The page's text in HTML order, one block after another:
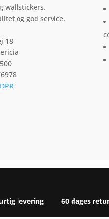
wallstickers.
og god service.
18
levering 60 dages